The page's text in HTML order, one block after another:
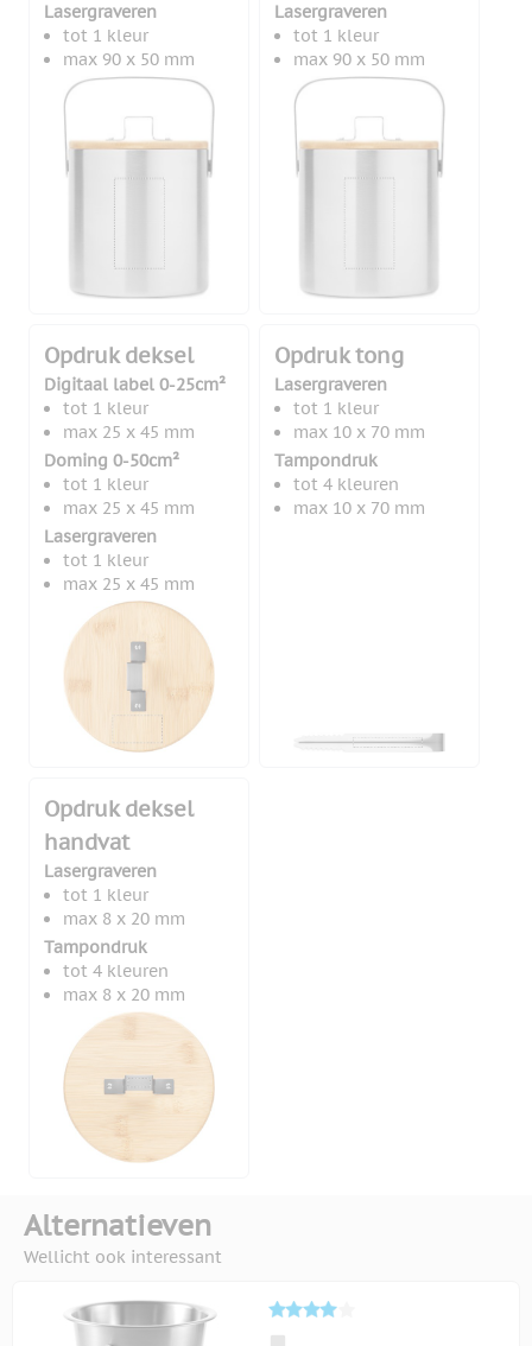
Lasergraveren
tot 1 kleur
max 90 x 50 mm
Lasergraveren
tot 1 kleur
max 90 x 50 mm
Opdruk deksel
Digitaal label 0-25cm²
tot 1 kleur
max 25 x 45 mm
Doming 0-50cm²
tot 1 kleur
max 25 x 45 mm
Lasergraveren
tot 1 kleur
max 25 x 45 mm
Opdruk tong
Lasergraveren
tot 1 kleur
max 10 x 70 mm
Tampondruk
tot 4 kleuren
max 10 x 70 mm
Opdruk deksel
handvat
Lasergraveren
tot 1 kleur
max 8 x 20 mm
Tampondruk
tot 4 kleuren
max 8 x 20 mm
Alternatieven
Wellicht ook interessant